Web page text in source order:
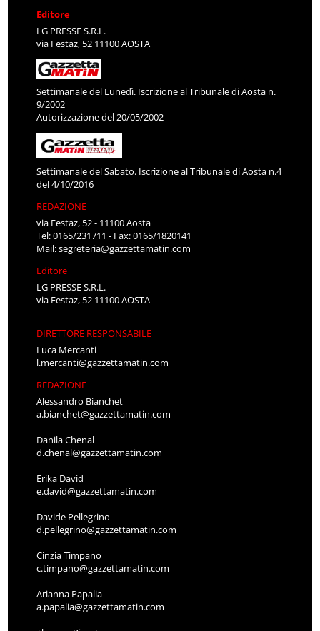
Editore
LG PRESSE S.R.L.
via Festaz, 52 11100 AOSTA
Settimanale del Lunedì. Iscrizione al Tribunale di Aosta n.
9/2002
Autorizzazione del 20/05/2002
Settimanale del Sabato. Iscrizione al Tribunale di Aosta n.4
del 4/10/2016
REDAZIONE
via Festaz, 52 - 11100 Aosta
Tel: 0165/231711 - Fax: 0165/1820141
Mail:segreteria@gazzettamatin.com
Editore
LG PRESSE S.R.L.
via Festaz, 52 11100 AOSTA
DIRETTORE RESPONSABILE
Luca Mercanti
l.mercanti@gazzettamatin.com
REDAZIONE
Alessandro Bianchet
a.bianchet@gazzettamatin.com
Danila Chenal
d.chenal@gazzettamatin.com
Erika David
e.david@gazzettamatin.com
Davide Pellegrino
d.pellegrino@gazzettamatin.com
Cinzia Timpano
c.timpano@gazzettamatin.com
Arianna Papalia
a.papalia@gazzettamatin.com